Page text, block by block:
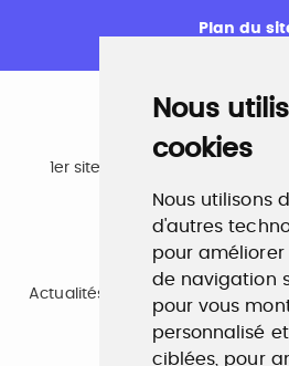
Nous
cookies
Nous utilisons
d'autres
pour
de navigation
pour vous
personnalisé
ciblées, pour
Plan du
Emploi
1er site emploi du secteur
Formation
Actualités, guide et annuaire des
de la
www.profilculture-